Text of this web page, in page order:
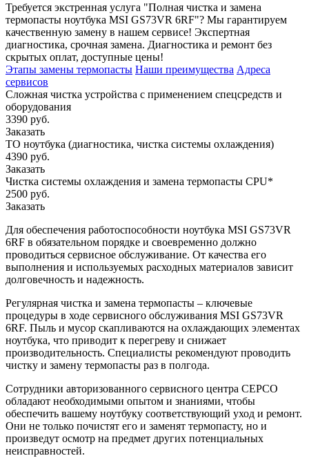
Требуется экстренная услуга "Полная чистка и замена
термопасты ноутбука MSI GS73VR 6RF"? Мы гарантируем
качественную замену в нашем сервисе! Экспертная
диагностика, срочная замена. Диагностика и ремонт без
скрытых оплат, доступные цены!
Этапы замены термопасты Наши преимущества Адреса
сервисов
Сложная чистка устройства с применением спецсредств и
оборудования
3390 руб.
Заказать
ТО ноутбука (диагностика, чистка системы охлаждения)
4390 руб.
Заказать
Чистка системы охлаждения и замена термопасты CPU*
2500 руб.
Заказать
Для обеспечения работоспособности ноутбука MSI GS73VR
6RF в обязательном порядке и своевременно должно
проводиться сервисное обслуживание. От качества его
выполнения и используемых расходных материалов зависит
долговечность и надежность.
Регулярная чистка и замена термопасты – ключевые
процедуры в ходе сервисного обслуживания MSI GS73VR
6RF. Пыль и мусор скапливаются на охлаждающих элементах
ноутбука, что приводит к перегреву и снижает
производительность. Специалисты рекомендуют проводить
чистку и замену термопасты раз в полгода.
Сотрудники авторизованного сервисного центра СЕРСО
обладают необходимыми опытом и знаниями, чтобы
обеспечить вашему ноутбуку соответствующий уход и ремонт.
Они не только почистят его и заменят термопасту, но и
произведут осмотр на предмет других потенциальных
неисправностей.